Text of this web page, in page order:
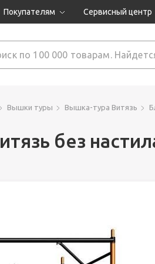
Покупателям
Как оформить заказ?
Сервисный центр
Вышки туры Вышка-тура Витязь
без